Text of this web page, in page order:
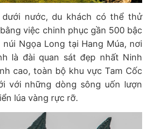
dưới nước, du khách có thể thử
việc chinh phục gần 500 bậc
Ngọa Long tại Hang Múa, nơi
là đài quan sát đẹp nhất Ninh
cao, toàn bộ khu vực Tam Cốc
với những dòng sông uốn lượn
lúa vàng rực rỡ.